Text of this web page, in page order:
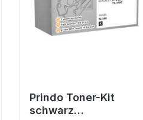
Prindo Toner-Kit
schwarz